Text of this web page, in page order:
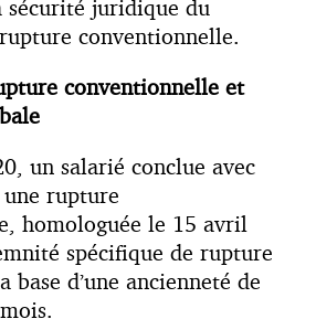
sécurité juridique du
conventionnelle.
conventionnelle et
un salarié conclue avec
rupture
homologuée le 15 avril
spécifique de rupture
base d’une ancienneté de